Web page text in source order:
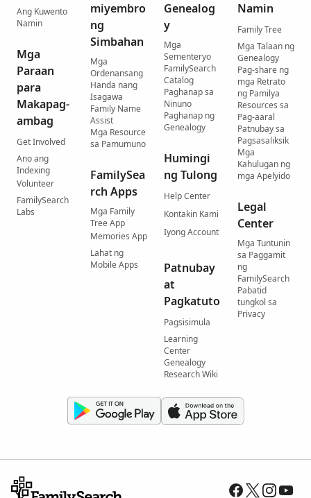
Ang Kuwento
Namin
Mga
Paraan
para
Makapag-
ambag
Get Involved
Ano ang
Indexing
Volunteer
FamilySearch
Labs
miyembro
ng
Simbahan
Mga
Ordenansang
Handa nang
Isagawa
Family Name
Assist
Mga Resource
sa Pamumuno
FamilySea
rch Apps
Mga Family
Tree App
Memories App
Lahat ng
Mobile Apps
Genealog
y
Mga
Sementeryo
FamilySearch
Catalog
Paghanap sa
Ninuno
Paghanap ng
Genealogy
Humingi
ng Tulong
Help Center
Kontakin Kami
Iyong Account
Patnubay
at
Pagkatuto
Pagsisimula
Learning
Center
Genealogy
Research Wiki
Namin
Family Tree
Mga Talaan ng
Genealogy
Pag-share ng
mga Retrato
ng Pamilya
Resources sa
Pag-aaral
Patnubay sa
Pagsasaliksik
Mga
Kahulugan ng
mga Apelyido
Legal
Center
Mga Tuntunin
sa Paggamit
ng
FamilySearch
Pabatid
tungkol sa
Privacy